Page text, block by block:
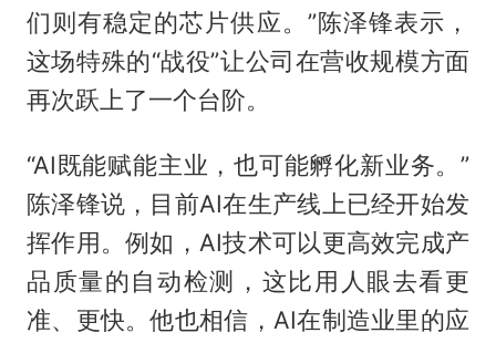
们则有稳定的芯片供应。”陈泽锋表示，
这场特殊的“战役”让公司在营收规模方面
再次跃上了一个台阶。
“AI既能赋能主业，也可能孵化新业务。”
陈泽锋说，目前AI在生产线上已经开始发
挥作用。例如，AI技术可以更高效完成产
品质量的自动检测，这比用人眼去看更
准、更快。他也相信，AI在制造业里的应